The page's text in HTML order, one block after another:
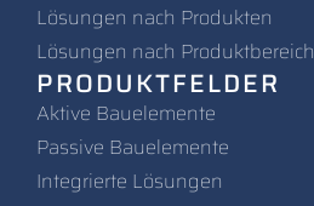
Lösungen nach Produkten
Lösungen nach Produktbereich
PRODUKTFELDER
Aktive Bauelemente
Passive Bauelemente
Integrierte Lösungen